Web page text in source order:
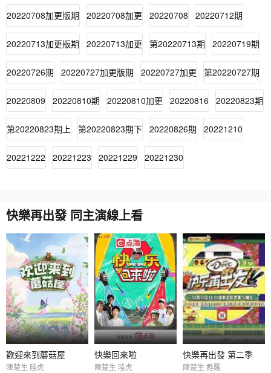
20220708加更版期 20220708加更 20220708 20220712期
20220713加更版期 20220713加更 第20220713期 20220719期
20220726期 20220727加更版期 20220727加更 第20220727期
20220809 20220810期 20220810加更 20220816 20220823期
第20220823期上 第20220823期下 20220826期 20221210
20221222 20221223 20221229 20221230
快樂再出發 同主演線上看
歡迎來到蘑菇屋
陳楚生 陸虎
快樂回來啦
陳楚生 陸虎
快樂再出發 第二季
陳楚生 甦醒